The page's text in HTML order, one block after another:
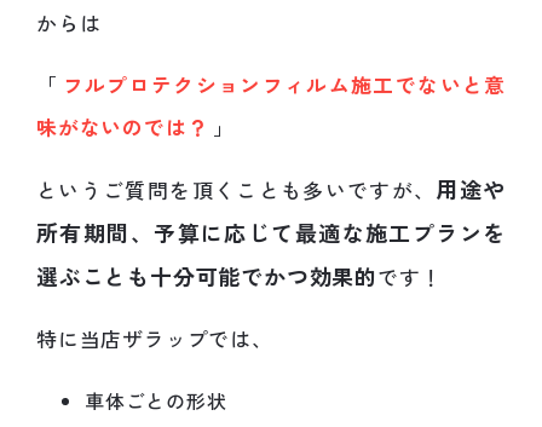
からは
「 フルプロテクションフィルム施工でないと意
味がないのでは？ 」
というご質問を頂くことも多いですが、 用途や
所有期間、予算に応じて最適な施工プランを
選ぶことも十分可能でかつ効果的です！
特に当店ザラップでは、
車体ごとの形状